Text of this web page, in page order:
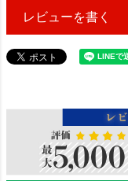
レビューを書く